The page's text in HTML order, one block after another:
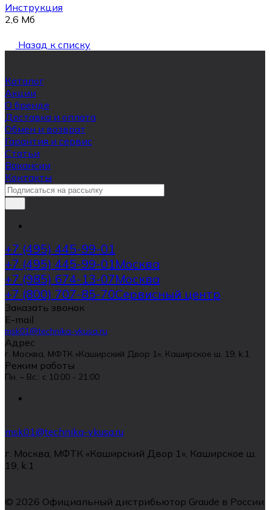
Инструкция
2,6 Мб
Назад к списку
Каталог
Акции
О бренде
Доставка и оплата
Обмен и возврат
Гарантия и сервис
Статьи
Вакансии
Контакты
+7 (495) 445-99-01
+7 (495) 445-99-01Москва
+7 (985) 674-13-07Москва
+7 (800) 707-85-70Сервисный центр
Заказать звонок
E-mail
msk01@technika-vkusa.ru
Адрес
г. Москва, МФТК «Каширский Двор 1», Каширское ш. 19, k.1
Режим работы
Пн. – Вс.: с 10:00 - 21:00
msk01@technika-vkusa.ru
г. Москва, МФТК «Каширский Двор 1», Каширское ш.
19, k.1
© 2026 Официальный дистрибьютор Graude в России